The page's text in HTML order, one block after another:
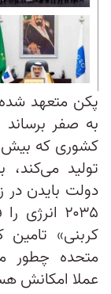
به صفر برساند
کشوری که بیش
تولید
دولت بایدن در
کربنی»
متحده چطور
عملا امکانش